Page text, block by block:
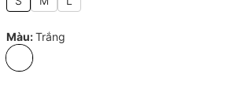
Màu:Trắng